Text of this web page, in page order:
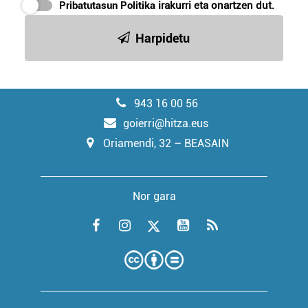
Pribatutasun Politika irakurri eta onartzen dut.
Harpidetu
943 16 00 56
goierri@hitza.eus
Oriamendi, 32 – BEASAIN
Nor gara